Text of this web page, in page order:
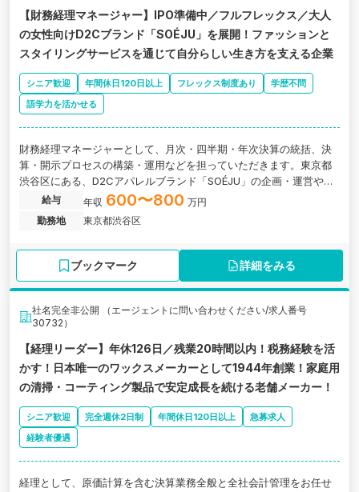
【財務経理マネージャー】IPO準備中／フルフレックス／大人
の女性向けD2Cブランド「SOÉJU」を展開！ファッションと
スタイリングサービスを通じて自分らしい生き方を支える企業
シニア歓迎 年間休日120日以上 フレックス制度あり
学歴不問
語学力を活かせる
財務経理マネージャーとして、月次・四半期・年次決算の統括、決
算・開示プロセスの構築・運用などを担っていただきます。東京都
渋谷区にある、D2Cアパレルブランド「SOÉJU」の企画・運営や化
粧品事業「TOERI」を展開する企業の求人です。
給与 年収 600〜800 万円
勤務地
東京都渋谷区
ブックマーク 詳細をみる
社名完全非公開 （エージェントに問い合わせください/求人番号
30732）
【経理リーダー】年休126日／残業20時間以内！税務経験を活
かす！日本唯一のワックスメーカーとして1944年創業！家庭用
の清掃・コーティング製品で安定成長を続ける老舗メーカー！
シニア歓迎 完全週休2日制 年間休日120日以上
急募求人
経験者優遇
経理として、原価計算を含む決算業務全般と全社会計管理をお任せ